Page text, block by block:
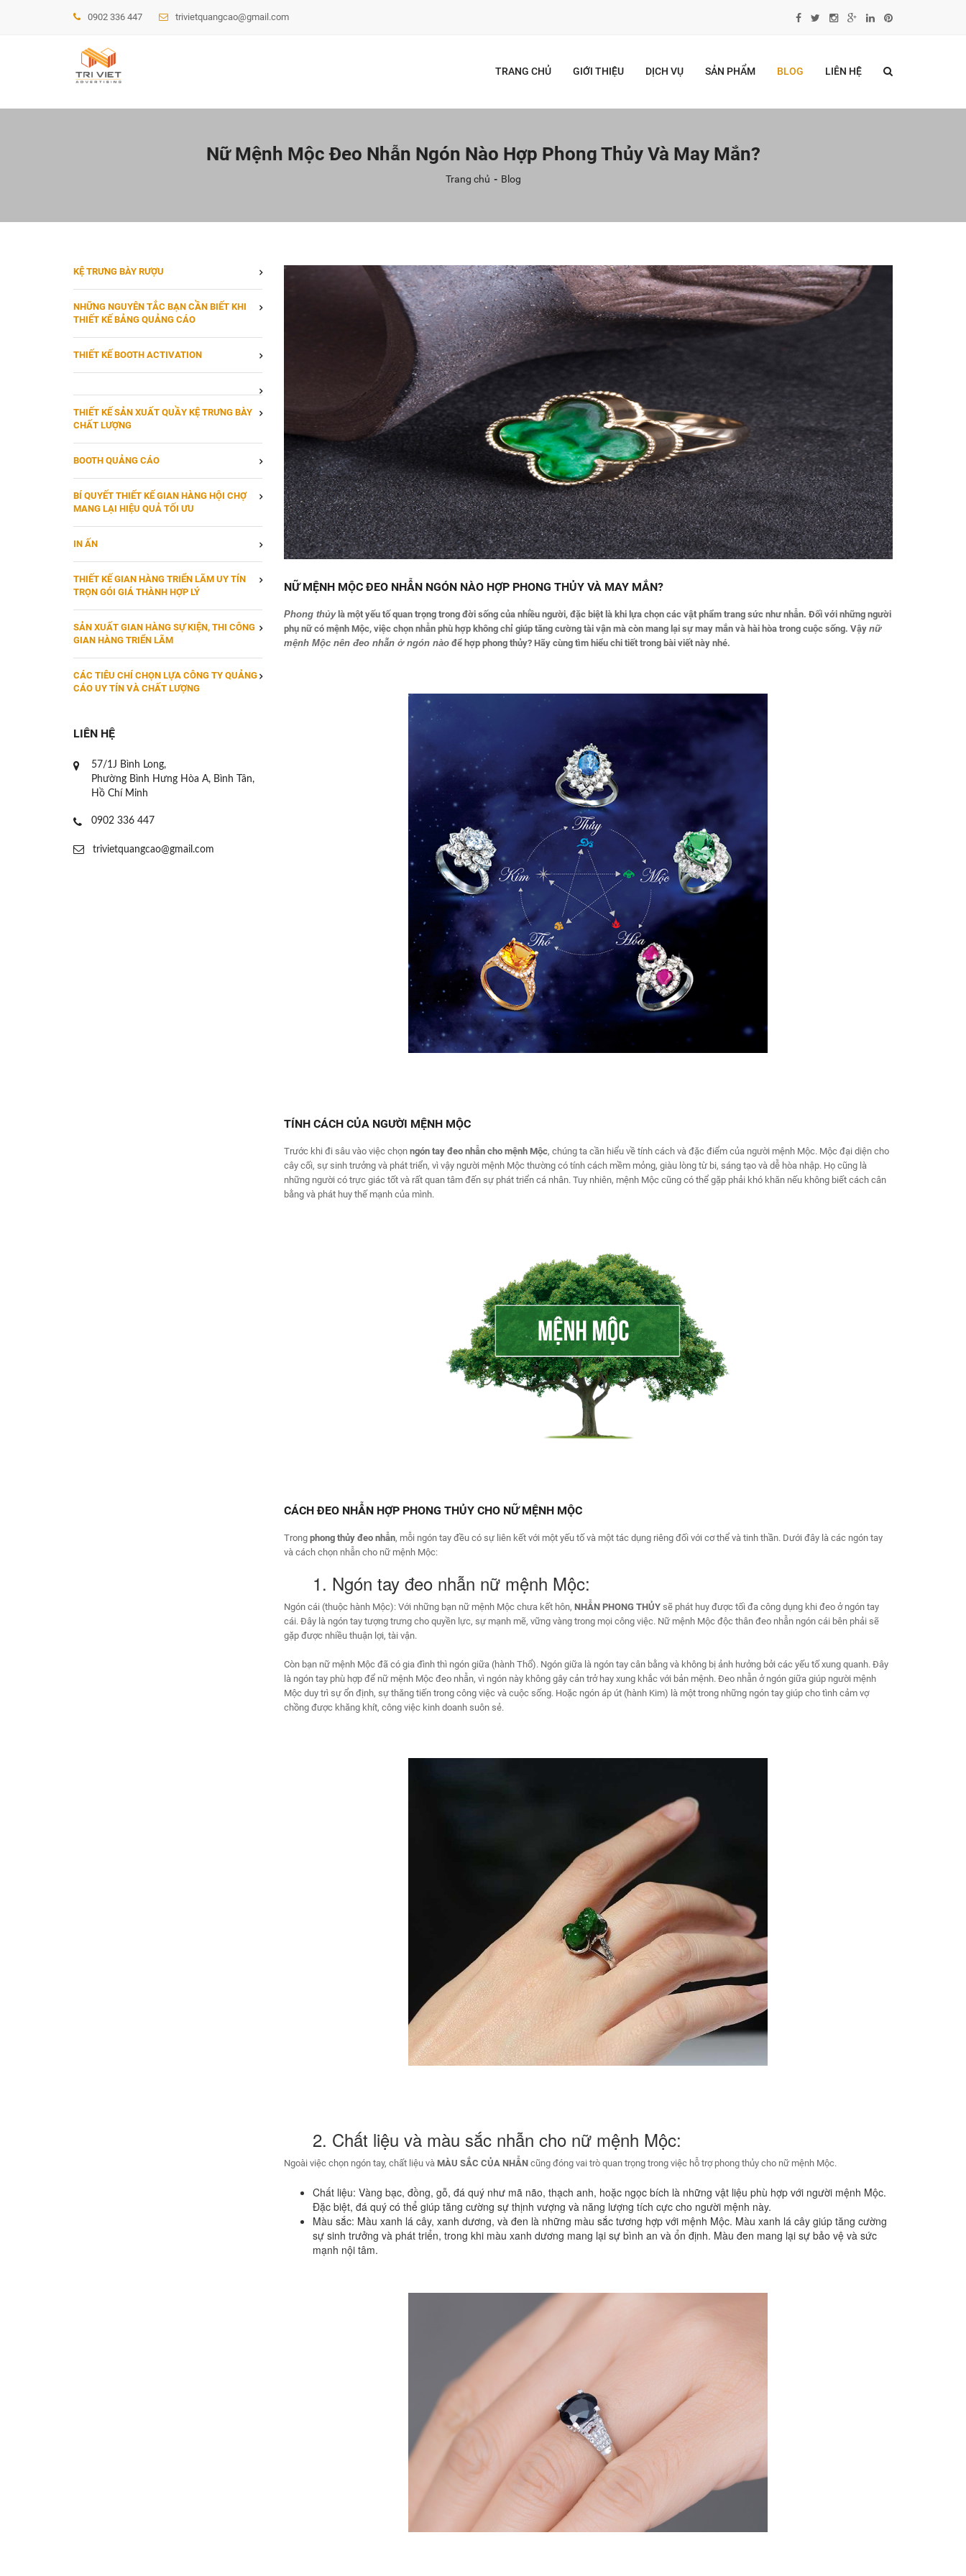
0902 336 447 trivietquangcao@gmail.com
TRANG CHỦ GIỚI THIỆU DỊCH VỤ SẢN PHẨM BLOG LIÊN HỆ
Nữ Mệnh Mộc Đeo Nhẫn Ngón Nào Hợp Phong Thủy Và May Mắn?
Trang chủ Blog
KỆ TRƯNG BÀY RƯỢU
NHỮNG NGUYÊN TẮC BẠN CẦN BIẾT KHI
THIẾT KẾ BẢNG QUẢNG CÁO
THIẾT KẾ BOOTH ACTIVATION
THIẾT KẾ SẢN XUẤT QUẦY KỆ TRƯNG BÀY
CHẤT LƯỢNG
BOOTH QUẢNG CÁO
BÍ QUYẾT THIẾT KẾ GIAN HÀNG HỘI CHỢ
MANG LẠI HIỆU QUẢ TỐI ƯU
IN ẤN
THIẾT KẾ GIAN HÀNG TRIỂN LÃM UY TÍN
TRỌN GÓI GIÁ THÀNH HỢP LÝ
SẢN XUẤT GIAN HÀNG SỰ KIỆN, THI CÔNG
GIAN HÀNG TRIỂN LÃM
CÁC TIÊU CHÍ CHỌN LỰA CÔNG TY QUẢNG
CÁO UY TÍN VÀ CHẤT LƯỢNG
LIÊN HỆ
57/1J Bình Long,
Phường Bình Hưng Hòa A, Bình Tân,
Hồ Chí Minh
0902 336 447
trivietquangcao@gmail.com
NỮ MỆNH MỘC ĐEO NHẪN NGÓN NÀO HỢP PHONG THỦY VÀ MAY MẮN?
Phong thủylà một yếu tố quan trọng trong đời sống của nhiều người, đặc biệt là khi lựa chọn các vật phẩm trang sức như nhẫn. Đối với những người
phụ nữ có mệnh Mộc, việc chọn nhẫn phù hợp không chỉ giúp tăng cường tài vận mà còn mang lại sự may mắn và hài hòa trong cuộc sống. Vậy nữ
mệnh Mộc nên đeo nhẫn ở ngón nàođể hợp phong thủy? Hãy cùng tìm hiểu chi tiết trong bài viết nàynhé.
TÍNH CÁCH CỦA NGƯỜI MỆNH MỘC
Trước khi đi sâu vào việc chọn ngón tay đeo nhẫncho mệnh Mộc, chúng ta cần hiểu về tính cách và đặc điểm của người mệnh Mộc. Mộc đại diện cho
cây cối, sự sinh trưởng và phát triển, vì vậy người mệnh Mộc thường có tính cách mềm mỏng, giàu lòng từ bi, sáng tạo và dễ hòa nhập. Họ cũng là
những người có trực giác tốt và rất quan tâm đến sự phát triển cá nhân. Tuy nhiên, mệnh Mộc cũng có thể gặp phải khó khăn nếu không biết cách cân
bằng và phát huy thế mạnh của mình.
CÁCH ĐEO NHẪN HỢP PHONG THỦY CHO NỮ MỆNH MỘC
Trong phong thủyđeo nhẫn, mỗi ngón tay đều có sự liên kết với một yếu tố và một tác dụng riêng đối với cơ thể và tinh thần. Dưới đây là các ngón tay
và cách chọn nhẫn cho nữ mệnh Mộc:
1. Ngón tay đeo nhẫn nữ mệnh Mộc:
Ngón cái (thuộc hành Mộc): Với những bạn nữ mệnh Mộc chưa kết hôn, NHẪN PHONG THỦYsẽ phát huy được tối đa công dụng khi đeo ở ngón tay
cái. Đây là ngón tay tượng trưng cho quyền lực, sự mạnh mẽ, vững vàng trong mọi công việc. Nữ mệnh Mộc độc thân đeo nhẫn ngón cái bên phải sẽ
gặp được nhiều thuận lợi, tài vận.
Còn bạn nữ mệnh Mộc đã có gia đình thì ngón giữa (hành Thổ). Ngón giữa là ngón tay cân bằng và không bị ảnh hưởng bởi các yếu tố xung quanh. Đây
là ngón tay phù hợp để nữ mệnh Mộc đeo nhẫn, vì ngón này không gây cản trở hay xung khắc với bản mệnh. Đeo nhẫn ở ngón giữa giúp người mệnh
Mộc duy trì sự ổn định, sự thăng tiến trong công việc và cuộc sống. Hoặc ngón áp út (hành Kim) là một trong những ngón tay giúp cho tình cảm vợ
chồng được khăng khít, công việc kinh doanh suôn sẻ.
2. Chất liệu và màu sắc nhẫn cho nữ mệnh Mộc:
Ngoài việc chọn ngón tay, chất liệu và MÀU SẮC CỦA NHẪNcũng đóng vai trò quan trọng trong việc hỗ trợ phong thủy cho nữ mệnh Mộc.
Chất liệu: Vàng bạc, đồng, gỗ, đá quý như mã não, thạch anh, hoặc ngọc bích là những vật liệu phù hợp với người mệnh Mộc.
Đặc biệt, đá quý có thể giúp tăng cường sự thịnh vượng và năng lượng tích cực cho người mệnh này.
Màu sắc: Màu xanh lá cây, xanh dương, và đen là những màu sắc tương hợp với mệnh Mộc. Màu xanh lá cây giúp tăng cường
sự sinh trưởng và phát triển, trong khi màu xanh dương mang lại sự bình an và ổn định. Màu đen mang lại sự bảo vệ và sức
mạnh nội tâm.